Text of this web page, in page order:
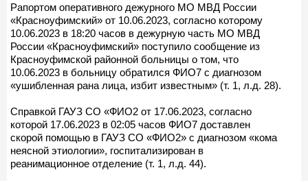
Рапортом оперативного дежурного МО МВД России
«Красноуфимский» от 10.06.2023, согласно которому
10.06.2023 в 18:20 часов в дежурную часть МО МВД
России «Красноуфимский» поступило сообщение из
Красноуфимской районной больницы о том, что
10.06.2023 в больницу обратился ФИО7 с диагнозом
«ушибленная рана лица, избит известным» (т. 1, л.д. 28).
Справкой ГАУЗ СО «ФИО2 от 17.06.2023, согласно
которой 17.06.2023 в 02:05 часов ФИО7 доставлен
скорой помощью в ГАУЗ СО «ФИО2» с диагнозом «кома
неясной этиологии», госпитализирован в
реанимационное отделение (т. 1, л.д. 44).